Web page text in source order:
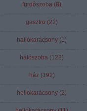
fürdôszoba (8)
gasztro (22)
hallókarácsony (1 )
hálószoba (123)
ház (192)
hellokarácsony (2)